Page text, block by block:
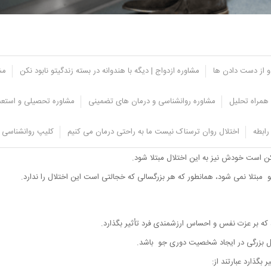
و از دست دادن ها مشاوره ازدواج | دیگه با هندوانه در بسته زندگیتو نابود نکن
تحلیل مشاوره روانشناسی و درمان های تضمینی مشاوره تحصیلی و
اختلال روان ترسناک نیست ما به راحتی درمان می کنیم کلیپ روانشناسی
است خودش نیز به این اختلال مبتلا شود.
نمی شود، همانطور که هر بزرگسالی که خجالتی است این اختلال را ندارد.
بر عزت نفس و احساس ارزشمندی فرد تأثیر بگذارد.
بزرگی در ایجاد شخصیت دوری جو باشد.
عبارتند از: